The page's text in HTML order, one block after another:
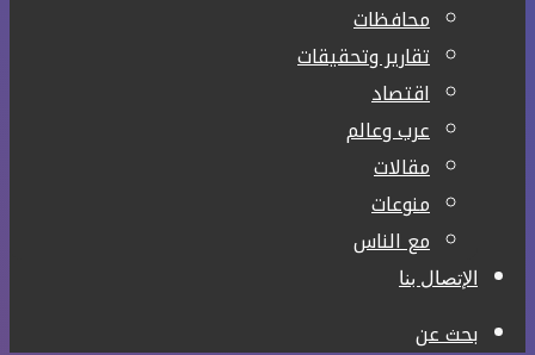
محافظات
تقارير وتحقيقات
اقتصاد
عرب وعالم
مقالات
منوعات
مع الناس
الإتصال بنا
بحث عن